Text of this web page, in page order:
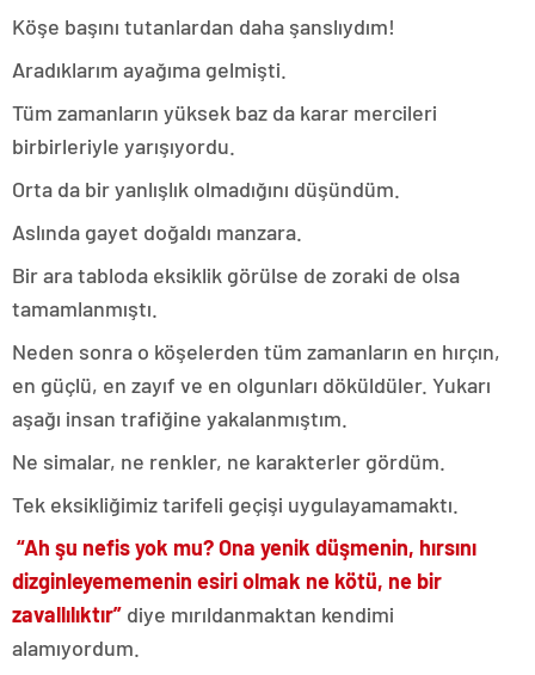
Köşe başını tutanlardan daha şanslıydım!
Aradıklarım ayağıma gelmişti.
Tüm zamanların yüksek baz da karar mercileri
birbirleriyle yarışıyordu.
Orta da bir yanlışlık olmadığını düşündüm.
Aslında gayet doğaldı manzara.
Bir ara tabloda eksiklik görülse de zoraki de olsa
tamamlanmıştı.
Neden sonra o köşelerden tüm zamanların en hırçın,
en güçlü, en zayıf ve en olgunları döküldüler. Yukarı
aşağı insan trafiğine yakalanmıştım.
Ne simalar, ne renkler, ne karakterler gördüm.
Tek eksikliğimiz tarifeli geçişi uygulayamamaktı.
“Ah şu nefis yok mu? Ona yenik düşmenin, hırsını
dizginleyememenin esiri olmak ne kötü, ne bir
zavallılıktır” diye mırıldanmaktan kendimi
alamıyordum.